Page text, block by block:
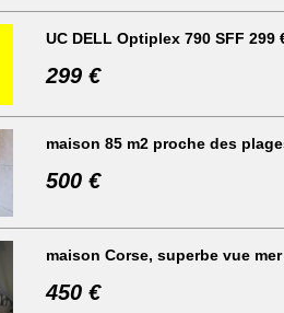
UC DELL Optiplex 790 SFF 299
299 €
maison 85 m2 proche des
500 €
maison Corse, superbe vue mer
450 €